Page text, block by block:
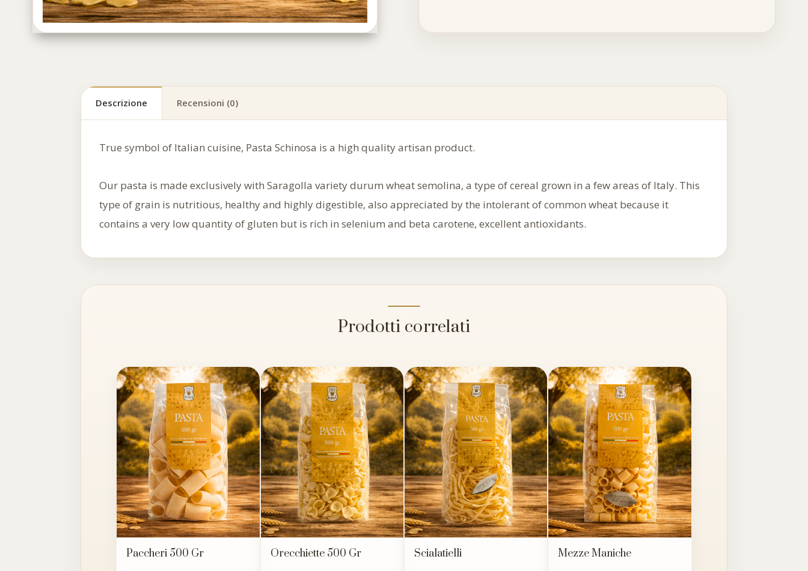
Descrizione Recensioni (0)
True symbol of Italian cuisine, Pasta Schinosa is a high quality artisan product.
Our pasta is made exclusively with Saragolla variety durum wheat semolina, a type of cereal grown in a few areas of Italy. This
type of grain is nutritious, healthy and highly digestible, also appreciated by the intolerant of common wheat because it
contains a very low quantity of gluten but is rich in selenium and beta carotene, excellent antioxidants.
Prodotti correlati
Paccheri 500 Gr Orecchiette 500 Gr Scialatielli Mezze Maniche